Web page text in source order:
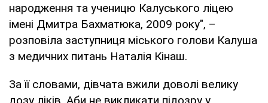
народження та ученицю Калуського ліцею
імені Дмитра Бахматюка, 2009 року", –
розповіла заступниця міського голови Калуша
з медичних питань Наталія Кінаш.
За її словами, дівчата вжили доволі велику
дозу ліків. Аби не викликати підозру у